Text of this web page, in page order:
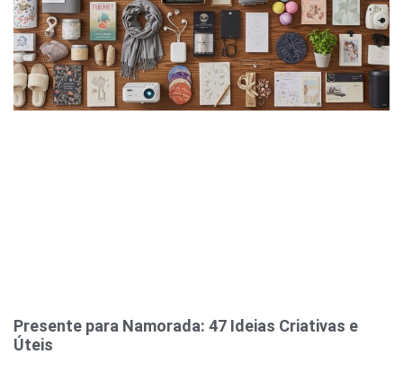
Presente para Namorada: 47 Ideias Criativas e
Úteis